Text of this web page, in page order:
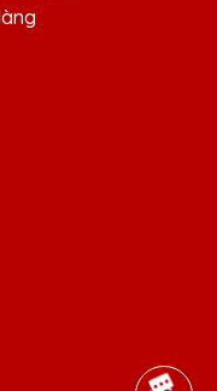
là sự lựa chọn số
Pha Lê
cấp. Rất tự hào